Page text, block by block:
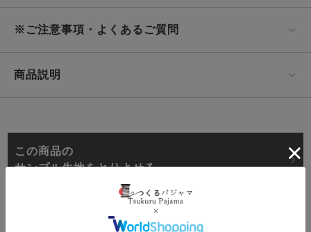
※ご注意事項・よくあるご質問
商品説明
この商品の
サンプル生地をとりよせる
2年保証対象商品